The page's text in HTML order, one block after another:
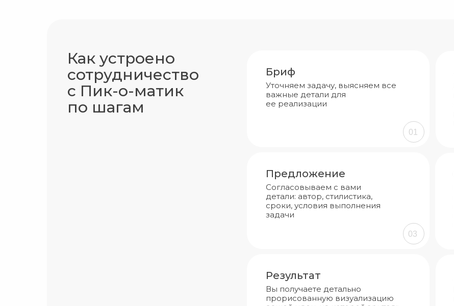
Бриф
Уточняем задачу, выясняем все
важные детали для
ее реализации
01
Предложение
Согласовываем с вами
детали: автор, стилистика,
сроки, условия выполнения
задачи
03
Результат
Вы получаете детально
прорисованную визуализацию
Как устроено
сотрудничество
с Пик-о-матик
по шагам